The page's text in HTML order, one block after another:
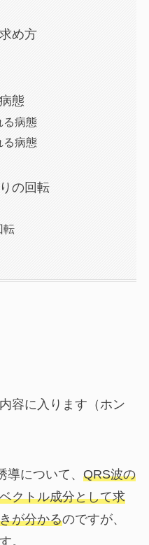
め方
態
る病態
る病態
の回転
転
容に入ります（ホン
について、 QRS波の
クトル成分として求
が分かるのですが、
。